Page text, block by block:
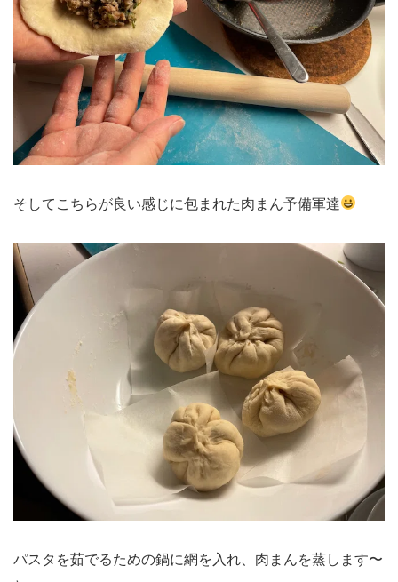
そしてこちらが良い感じに包まれた肉まん予備軍達
パスタを茹でるための鍋に網を入れ、肉まんを蒸します〜